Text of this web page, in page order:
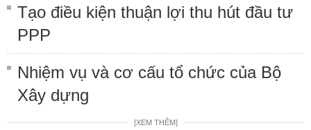
Tạo điều kiện thuận lợi thu hút đầu tư
PPP
Nhiệm vụ và cơ cấu tổ chức của Bộ
Xây dựng
[XEM THÊM]